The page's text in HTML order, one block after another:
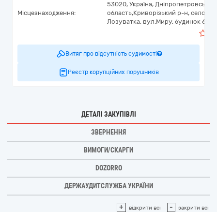
Місцезнаходження:
53020, Україна, Дніпропетровська
область,Криворізький р-н, село
Лозуватка, вул.Миру, будинок 69
Витяг про відсутність судимості
Реєстр корупційних порушників
ДЕТАЛІ ЗАКУПІВЛІ
ЗВЕРНЕННЯ
ВИМОГИ/СКАРГИ
DOZORRO
ДЕРЖАУДИТСЛУЖБА УКРАЇНИ
+ відкрити всі - закрити всі